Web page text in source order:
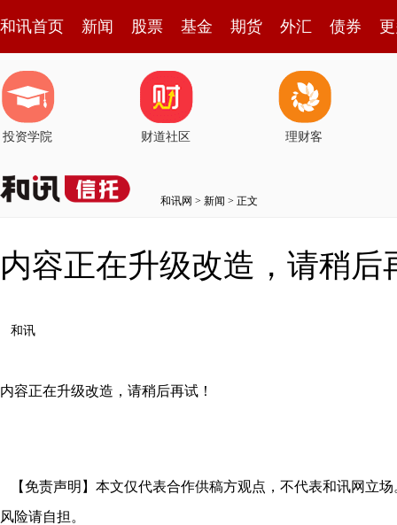
和讯首页 新闻 股票 基金 期货 外汇 债券
投资学院 财道社区 理财客
和讯网 > 新闻 > 正文
内容正在升级改造，请稍后
和讯
内容正在升级改造，请稍后再试！
【免责声明】本文仅代表合作供稿方观点，不代表和讯网立
风险请自担。